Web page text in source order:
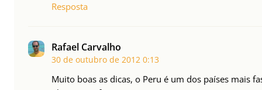
Resposta
Rafael Carvalho
30 de outubro de 2012 0:13
Muito boas as dicas, o Peru é um dos países mais